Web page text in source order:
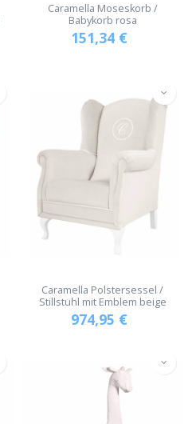
Caramella Moseskorb /
Babykorb rosa
151,34 €
Caramella Polstersessel /
Stillstuhl mit Emblem beige
974,95 €